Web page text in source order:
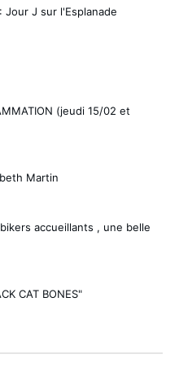
Jour J sur l'Esplanade
(jeudi 15/02 et
Martin
accueillants , une belle
CAT BONES"